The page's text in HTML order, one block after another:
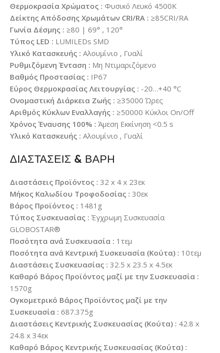
Θερμοκρασία Χρώματος : Φυσικό Λευκό 4500K
Δείκτης Απόδοσης Χρωμάτων CRI/RA : ≥85CRI/RA
Γωνία Δέσμης : ≥80 | 69° , 120°
Τύπος LED : LUMILEDs SMD
Υλικό Κατασκευής : Αλουμίνιο , Γυαλί
Ρυθμιζόμενη Ένταση : Μη Ντιμαριζόμενο
Βαθμός Προστασίας : IP67
Εύρος Θερμοκρασίας Λειτουργίας : -20…+40 °C
Ονομαστική Διάρκεια Ζωής : ≥35000 Ώρες
Αριθμός Κύκλων Εναλλαγής : ≥50000 Κύκλοι On/Off
Χρόνος Έναυσης 100% : Άμεση Εκκίνηση <0.5 s
Υλικό Κατασκευής : Αλουμίνιο , Γυαλί
ΔΙΑΣΤΑΣΕΙΣ & ΒΑΡΗ
Διαστάσεις Προϊόντος : 32 x 4 x 23εκ
Μήκος Καλωδίου Τροφοδοσίας : 30εκ
Βάρος Προϊόντος : 1481g
Τύπος Συσκευασίας : Έγχρωμη Συσκευασία
GLOBOSTAR®
Ποσότητα ανά Συσκευασία : 1τεμ
Ποσότητα ανά Κεντρική Συσκευασία (Κούτα) : 10τεμ
Διαστάσεις Συσκευασίας : 32.5 x 23.5 x 4.5εκ
Καθαρό Βάρος Προϊόντος μαζί με την Συσκευασία :
1570g
Ογκομετρικό Βάρος Προϊόντος μαζί με την
Συσκευασία : 687.375g
Διαστάσεις Κεντρικής Συσκευασίας (Κούτα) : 42.8 x
24.8 x 34εκ
Καθαρό Βάρος Κεντρικής Συσκευασίας (Κούτα) :